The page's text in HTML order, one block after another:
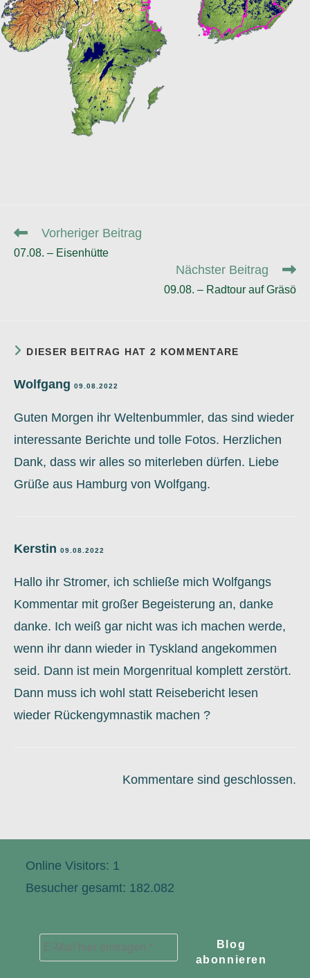
Weitere
ansehen
Vorheriger Beitrag
07.08. – Eisenhütte
Nächster Beitrag
09.08. – Radtour auf Gräsö
DIESER BEITRAG HAT 2 KOMMENTARE
Wolfgang 09.08.2022
Guten Morgen ihr Weltenbummler, das sind wieder
interessante Berichte und tolle Fotos. Herzlichen
Dank, dass wir alles so miterleben dürfen. Liebe
Grüße aus Hamburg von Wolfgang.
Kerstin 09.08.2022
Hallo ihr Stromer, ich schließe mich Wolfgangs
Kommentar mit großer Begeisterung an, danke
danke. Ich weiß gar nicht was ich machen werde,
wenn ihr dann wieder in Tyskland angekommen
seid. Dann ist mein Morgenritual komplett zerstört.
Dann muss ich wohl statt Reisebericht lesen
wieder Rückengymnastik machen ?
Kommentare sind geschlossen.
Online Visitors: 1
Besucher gesamt: 182.082
E-